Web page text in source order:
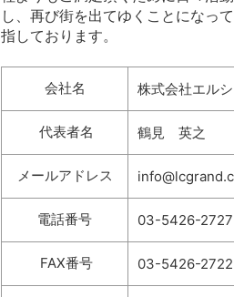
し、再び街を出てゆくことになっ
指しております。
会社名 株式会社エル
代表者名 鶴見 英之
メールアドレス
電話番号 03-5426-2727
FAX番号 03-5426-2722